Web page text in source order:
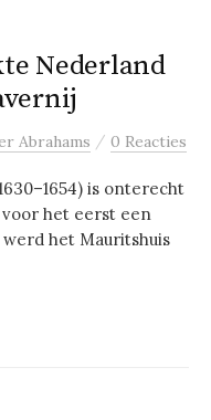
Nederland
Abrahams / 0 Reacties
is onterecht
het eerst een
het Mauritshuis